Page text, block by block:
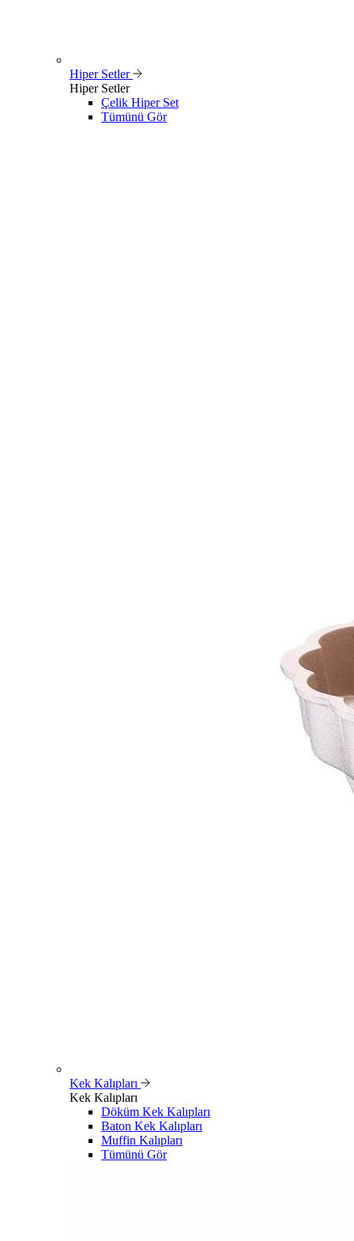
Hiper Setler
Hiper Setler
Çelik Hiper Set
Tümünü Gör
Kek Kalıpları
Kek Kalıpları
Döküm Kek Kalıpları
Baton Kek Kalıpları
Muffin Kalıpları
Tümünü Gör